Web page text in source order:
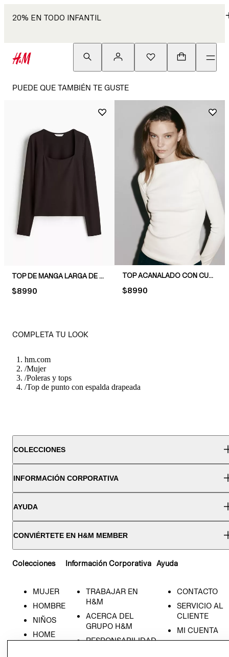
20% EN TODO INFANTIL
PUEDE QUE TAMBIÉN TE GUSTE
TOP DE MANGA LARGA DE PUNTO
PRICE:
$8990
TOP ACANALADO CON CUELLO BOTE
PRICE:
$8990
COMPLETA TU LOOK
hm.com
/Mujer
/Poleras y tops
/Top de punto con espalda drapeada
COLECCIONES
INFORMACIÓN CORPORATIVA
AYUDA
CONVIÉRTETE EN H&M MEMBER
Colecciones
MUJER
HOMBRE
NIÑOS
HOME
Información Corporativa
TRABAJAR EN
H&M
ACERCA DEL
GRUPO H&M
RESPONSABILIDAD
Ayuda
CONTACTO
SERVICIO AL
CLIENTE
MI CUENTA